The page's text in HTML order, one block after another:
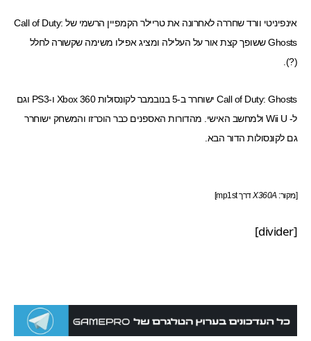
אינפיניטי וורד שחררה לאחרונה את טריילר הקמפיין הרשמי של Call of Duty:
Ghosts ששופך קצת אור על העלילה ומציג אפילו משימה שקשורה לחלל
(?).
Call of Duty: Ghosts
ישוחרר ב-5 בנובמבר לקונסולות Xbox 360 ו-PS3 וגם
ל- Wii U ולמחשב האישי.
מהדורות האספנים כבר הוכרזו והמשחק ישוחרר
גם לקונסולות הדור הבא.
[מקור:X360Aדרךmp1st
]
[divider]